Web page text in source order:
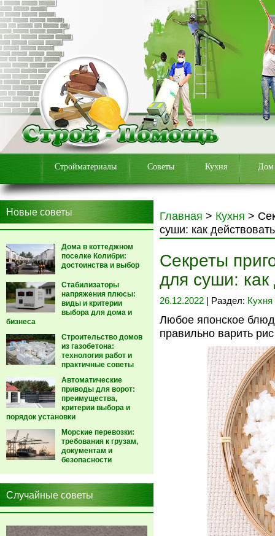
Стройматериалы Советы Кухня Дом
Новые советы
Дома в коттеджном
поселке Колибри:
достоинства и выбор
Стабилизаторы
напряжения плюсы:
виды и критерии
выбора для дома и
бизнеса
Строительство домов
из газобетона:
технология работ и
практичные советы
Автоматические
приводы для ворот:
преимущества,
критерии выбора и
порядок установки
Морские перевозки:
требования к грузам,
документам и
безопасности
Случайные советы
Главная > Кухня >
суши: как действовать
Секреты
для суши: как
26.12.2022 | Раздел: Кухня
Любое японское
правильно варить